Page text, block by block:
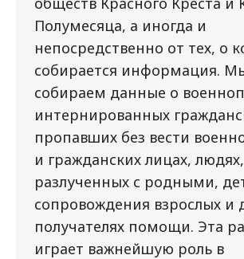
Полумесяца, а иногда и
непосредственно от тех, о
собирается информация.
собираем данные о
интернированных
пропавших без вести
и гражданских лицах, людях,
разлученных с родными,
сопровождения взрослых и
получателях помощи. Эта
играет важнейшую роль в